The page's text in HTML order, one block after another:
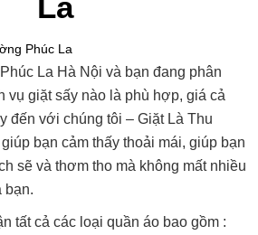
Phúc La
La Hà Nội và bạn đang phân
vụ giặt sấy nào là phù hợp, giá cả
đến với chúng tôi – Giặt Là Thu
bạn cảm thấy thoải mái, giúp bạn
sẽ và thơm tho mà không mất nhiều
bạn.
tất cả các loại quần áo bao gồm :